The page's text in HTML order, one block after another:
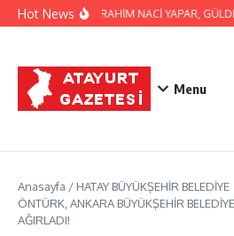
İçeriğe atla
Hot News
BAŞKAN İBRAHİM NACİ YAPAR,
Menu
Anasayfa / HATAY BÜYÜKŞEHİR
ÖNTÜRK, ANKARA BÜYÜKŞEHİR
AĞIRLADI!